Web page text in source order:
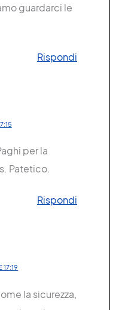
guardarci le
Rispondi
per la
Patetico.
Rispondi
17:19
la sicurezza,